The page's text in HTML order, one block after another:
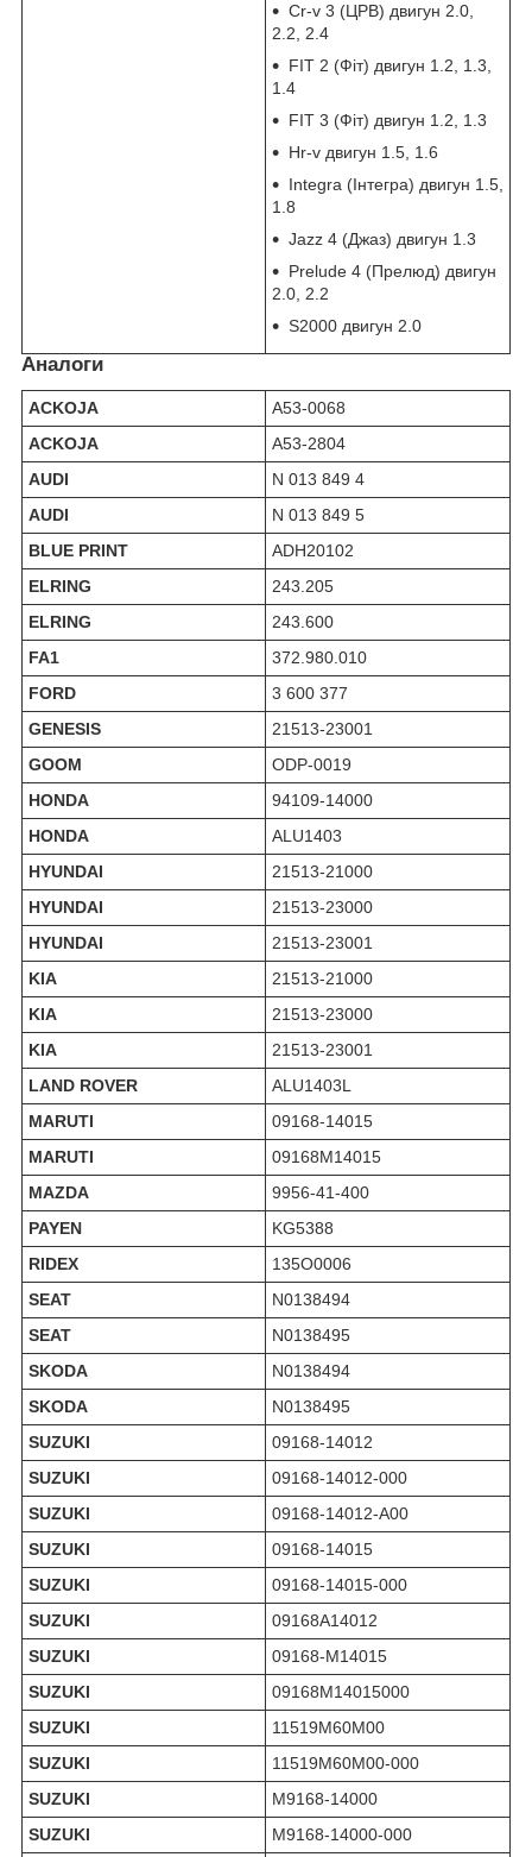
Cr-v 3 (ЦРВ) двигун 2.0,
2.2, 2.4
FIT 2 (Фіт) двигун 1.2, 1.3,
1.4
FIT 3 (Фіт) двигун 1.2, 1.3
Hr-v двигун 1.5, 1.6
Integra (Інтегра) двигун 1.5,
1.8
Jazz 4 (Джаз) двигун 1.3
Prelude 4 (Прелюд) двигун
2.0, 2.2
S2000 двигун 2.0
Аналоги
ACKOJA
A53-0068
ACKOJA
A53-2804
AUDI
N 013 849 4
AUDI
N 013 849 5
BLUE PRINT
ADH20102
ELRING
243.205
ELRING
243.600
FA1
372.980.010
FORD
3 600 377
GENESIS
21513-23001
GOOM
ODP-0019
HONDA
94109-14000
HONDA
ALU1403
HYUNDAI
21513-21000
HYUNDAI
21513-23000
HYUNDAI
21513-23001
KIA
21513-21000
KIA
21513-23000
KIA
21513-23001
LAND ROVER
ALU1403L
MARUTI
09168-14015
MARUTI
09168M14015
MAZDA
9956-41-400
PAYEN
KG5388
RIDEX
135O0006
SEAT
N0138494
SEAT
N0138495
SKODA
N0138494
SKODA
N0138495
SUZUKI
09168-14012
SUZUKI
09168-14012-000
SUZUKI
09168-14012-A00
SUZUKI
09168-14015
SUZUKI
09168-14015-000
SUZUKI
09168A14012
SUZUKI
09168-M14015
SUZUKI
09168M14015000
SUZUKI
11519M60M00
SUZUKI
11519M60M00-000
SUZUKI
M9168-14000
SUZUKI
M9168-14000-000